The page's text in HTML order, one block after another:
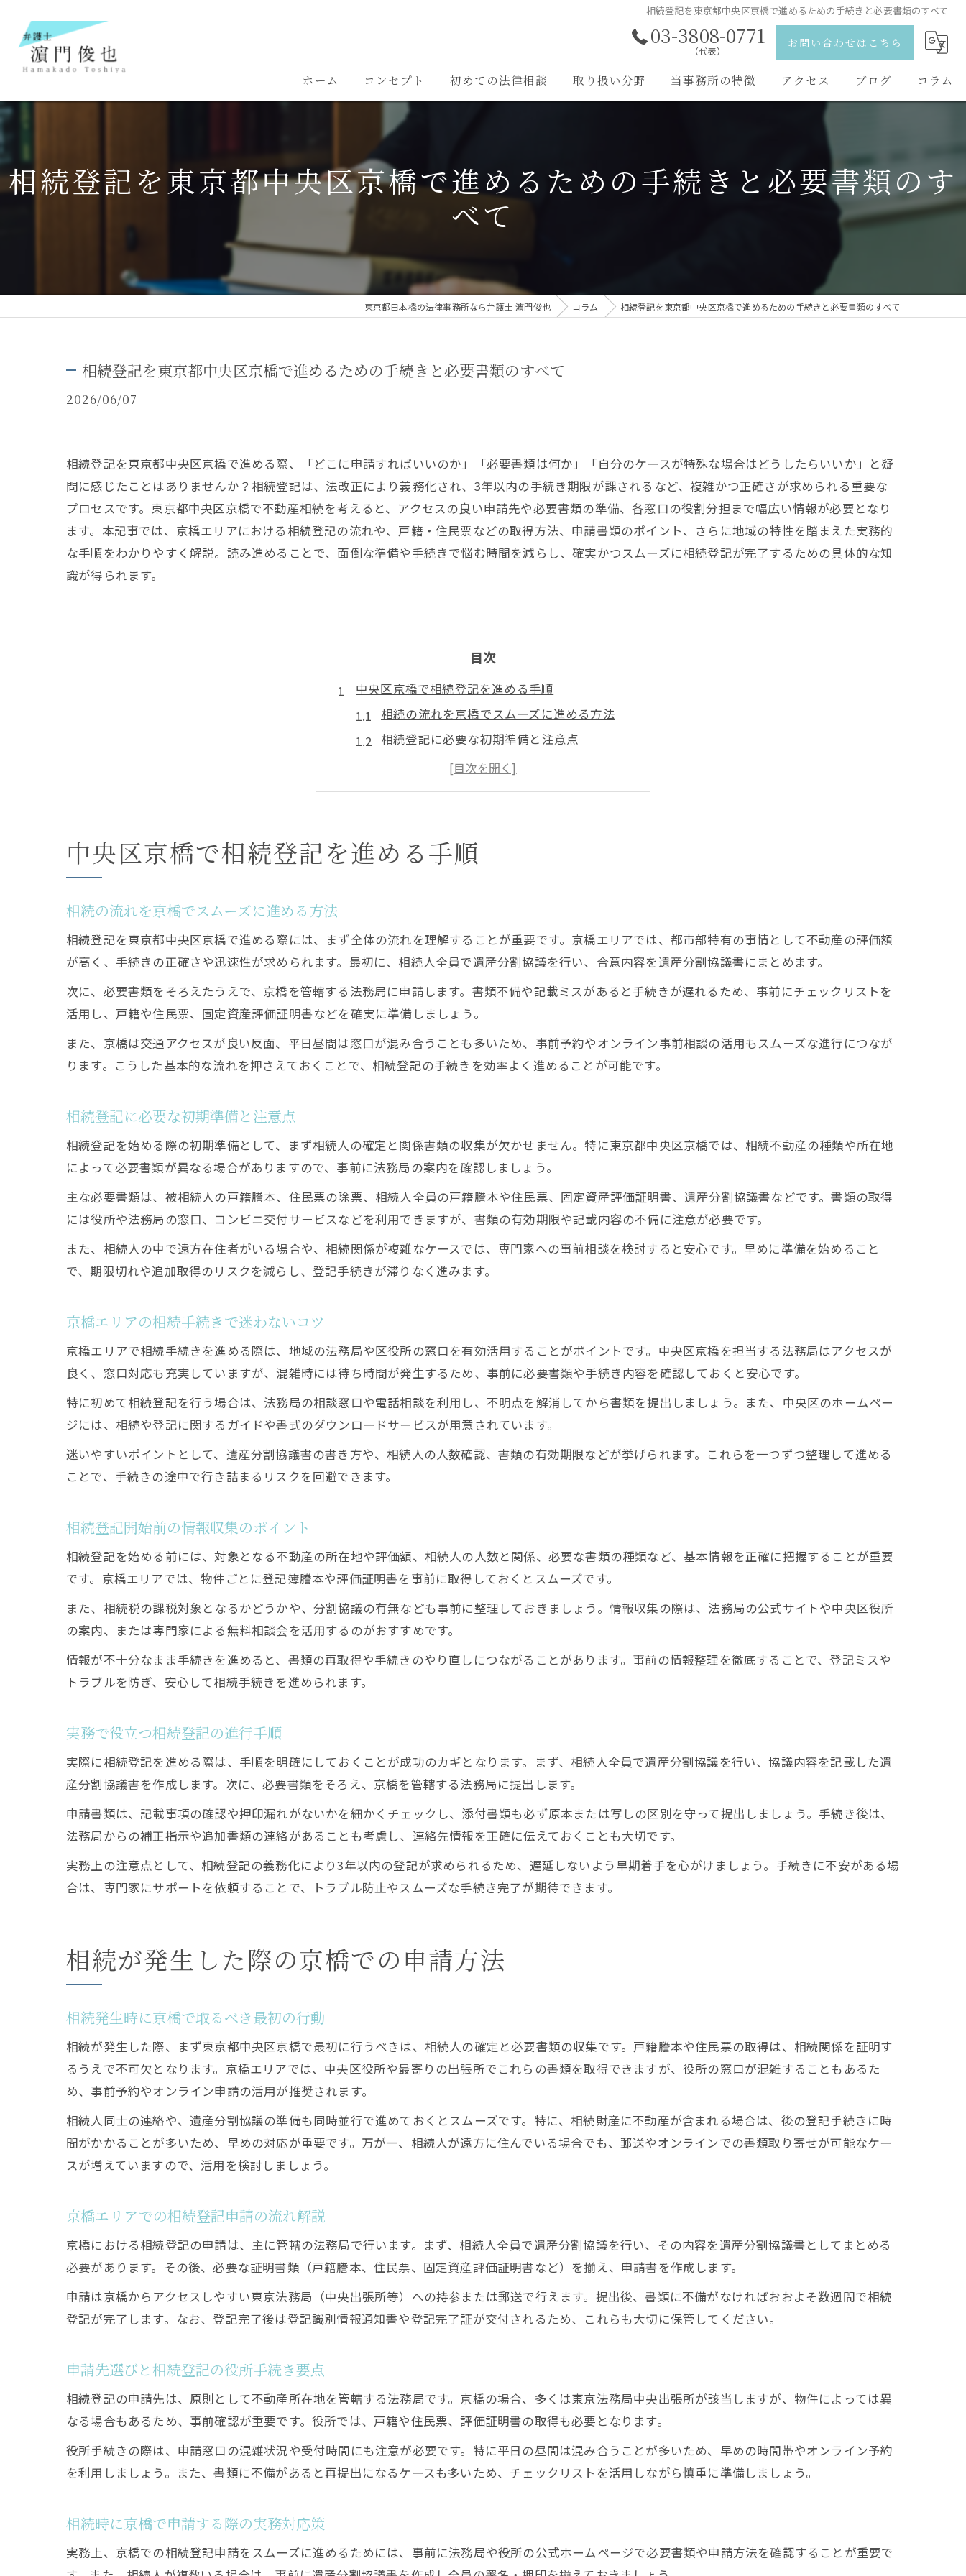
相続登記を東京都中央区京橋で進めるための手続きと必要書類のすべて
03-3808-0771
（代表）
お問い合わせはこちら
ホーム コンセプト 初めての法律相談 取り扱い分野
相続問題
当事務所の特徴
刑事事件
アクセス
弁護士紹介
ブログ コラム
相続登記を東京都中央区京橋で進めるための手続きと必要書類のす
べて
東京都日本橋の法律事務所なら弁護士 濵門俊也 コラム 相続登記を東京都中央区京橋で進めるための手続きと必要書類のすべて
相続登記を東京都中央区京橋で進めるための手続きと必要書類のすべて
2026/06/07
相続登記を東京都中央区京橋で進める際、「どこに申請すればいいのか」「必要書類は何か」「自分のケースが特殊な場合はどうしたらいいか」と疑
問に感じたことはありませんか？相続登記は、法改正により義務化され、3年以内の手続き期限が課されるなど、複雑かつ正確さが求められる重要な
プロセスです。東京都中央区京橋で不動産相続を考えると、アクセスの良い申請先や必要書類の準備、各窓口の役割分担まで幅広い情報が必要となり
ます。本記事では、京橋エリアにおける相続登記の流れや、戸籍・住民票などの取得方法、申請書類のポイント、さらに地域の特性を踏まえた実務的
な手順をわかりやすく解説。読み進めることで、面倒な準備や手続きで悩む時間を減らし、確実かつスムーズに相続登記が完了するための具体的な知
識が得られます。
目次
中央区京橋で相続登記を進める手順
相続の流れを京橋でスムーズに進める方法
相続登記に必要な初期準備と注意点
京橋エリアの相続手続きで迷わないコツ
相続登記開始前の情報収集のポイント
相続が発生した際の京橋での申請方法
相続発生時に京橋で取るべき最初の行動
相続時に京橋で申請する際の実務対応策
申請書類準備と窓口利用のポイント
東京都中央区で相続を行う際の注意点
中央区で相続登記する際の落とし穴に注意
相続に伴う書類不備を防ぐための対策
中央区特有の相続手続き上の注意事項
京橋で相続時に必要となる書類リスト
相続登記に必要な京橋で取得する書類一覧
戸籍・住民票など書類収集の効率的な方法
相続時に不足しがちな書類とその対策
提出必須の相続登記書類と入手ポイント
京橋で書類をそろえる際の注意点
書類整理と事前確認が重要な理由
相続登記手続き準備で気をつけるポイント
京橋で登記準備を効率良く行う方法
相続手続きでつまずかないための秘訣
相続登記を成功に導く実践的な進め方
実務経験から学ぶ相続登記のポイント
中央区京橋で相続登記を進める手順
相続の流れを京橋でスムーズに進める方法
相続登記を東京都中央区京橋で進める際には、まず全体の流れを理解することが重要です。京橋エリアでは、都市部特有の事情として不動産の評価額
が高く、手続きの正確さや迅速性が求められます。最初に、相続人全員で遺産分割協議を行い、合意内容を遺産分割協議書にまとめます。
次に、必要書類をそろえたうえで、京橋を管轄する法務局に申請します。書類不備や記載ミスがあると手続きが遅れるため、事前にチェックリストを
活用し、戸籍や住民票、固定資産評価証明書などを確実に準備しましょう。
また、京橋は交通アクセスが良い反面、平日昼間は窓口が混み合うことも多いため、事前予約やオンライン事前相談の活用もスムーズな進行につなが
ります。こうした基本的な流れを押さえておくことで、相続登記の手続きを効率よく進めることが可能です。
相続登記に必要な初期準備と注意点
相続登記を始める際の初期準備として、まず相続人の確定と関係書類の収集が欠かせません。特に東京都中央区京橋では、相続不動産の種類や所在地
によって必要書類が異なる場合がありますので、事前に法務局の案内を確認しましょう。
主な必要書類は、被相続人の戸籍謄本、住民票の除票、相続人全員の戸籍謄本や住民票、固定資産評価証明書、遺産分割協議書などです。書類の取得
には役所や法務局の窓口、コンビニ交付サービスなどを利用できますが、書類の有効期限や記載内容の不備に注意が必要です。
また、相続人の中で遠方在住者がいる場合や、相続関係が複雑なケースでは、専門家への事前相談を検討すると安心です。早めに準備を始めること
で、期限切れや追加取得のリスクを減らし、登記手続きが滞りなく進みます。
京橋エリアの相続手続きで迷わないコツ
京橋エリアで相続手続きを進める際は、地域の法務局や区役所の窓口を有効活用することがポイントです。中央区京橋を担当する法務局はアクセスが
良く、窓口対応も充実していますが、混雑時には待ち時間が発生するため、事前に必要書類や手続き内容を確認しておくと安心です。
特に初めて相続登記を行う場合は、法務局の相談窓口や電話相談を利用し、不明点を解消してから書類を提出しましょう。また、中央区のホームペー
ジには、相続や登記に関するガイドや書式のダウンロードサービスが用意されています。
迷いやすいポイントとして、遺産分割協議書の書き方や、相続人の人数確認、書類の有効期限などが挙げられます。これらを一つずつ整理して進める
ことで、手続きの途中で行き詰まるリスクを回避できます。
相続登記開始前の情報収集のポイント
相続登記を始める前には、対象となる不動産の所在地や評価額、相続人の人数と関係、必要な書類の種類など、基本情報を正確に把握することが重要
です。京橋エリアでは、物件ごとに登記簿謄本や評価証明書を事前に取得しておくとスムーズです。
また、相続税の課税対象となるかどうかや、分割協議の有無なども事前に整理しておきましょう。情報収集の際は、法務局の公式サイトや中央区役所
の案内、または専門家による無料相談会を活用するのがおすすめです。
情報が不十分なまま手続きを進めると、書類の再取得や手続きのやり直しにつながることがあります。事前の情報整理を徹底することで、登記ミスや
トラブルを防ぎ、安心して相続手続きを進められます。
実務で役立つ相続登記の進行手順
実際に相続登記を進める際は、手順を明確にしておくことが成功のカギとなります。まず、相続人全員で遺産分割協議を行い、協議内容を記載した遺
産分割協議書を作成します。次に、必要書類をそろえ、京橋を管轄する法務局に提出します。
申請書類は、記載事項の確認や押印漏れがないかを細かくチェックし、添付書類も必ず原本または写しの区別を守って提出しましょう。手続き後は、
法務局からの補正指示や追加書類の連絡があることも考慮し、連絡先情報を正確に伝えておくことも大切です。
実務上の注意点として、相続登記の義務化により3年以内の登記が求められるため、遅延しないよう早期着手を心がけましょう。手続きに不安がある場
合は、専門家にサポートを依頼することで、トラブル防止やスムーズな手続き完了が期待できます。
相続が発生した際の京橋での申請方法
相続発生時に京橋で取るべき最初の行動
相続が発生した際、まず東京都中央区京橋で最初に行うべきは、相続人の確定と必要書類の収集です。戸籍謄本や住民票の取得は、相続関係を証明す
るうえで不可欠となります。京橋エリアでは、中央区役所や最寄りの出張所でこれらの書類を取得できますが、役所の窓口が混雑することもあるた
め、事前予約やオンライン申請の活用が推奨されます。
相続人同士の連絡や、遺産分割協議の準備も同時並行で進めておくとスムーズです。特に、相続財産に不動産が含まれる場合は、後の登記手続きに時
間がかかることが多いため、早めの対応が重要です。万が一、相続人が遠方に住んでいる場合でも、郵送やオンラインでの書類取り寄せが可能なケー
スが増えていますので、活用を検討しましょう。
京橋エリアでの相続登記申請の流れ解説
京橋における相続登記の申請は、主に管轄の法務局で行います。まず、相続人全員で遺産分割協議を行い、その内容を遺産分割協議書としてまとめる
必要があります。その後、必要な証明書類（戸籍謄本、住民票、固定資産評価証明書など）を揃え、申請書を作成します。
申請は京橋からアクセスしやすい東京法務局（中央出張所等）への持参または郵送で行えます。提出後、書類に不備がなければおおよそ数週間で相続
登記が完了します。なお、登記完了後は登記識別情報通知書や登記完了証が交付されるため、これらも大切に保管してください。
申請先選びと相続登記の役所手続き要点
相続登記の申請先は、原則として不動産所在地を管轄する法務局です。京橋の場合、多くは東京法務局中央出張所が該当しますが、物件によっては異
なる場合もあるため、事前確認が重要です。役所では、戸籍や住民票、評価証明書の取得も必要となります。
役所手続きの際は、申請窓口の混雑状況や受付時間にも注意が必要です。特に平日の昼間は混み合うことが多いため、早めの時間帯やオンライン予約
を利用しましょう。また、書類に不備があると再提出になるケースも多いため、チェックリストを活用しながら慎重に準備しましょう。
相続時に京橋で申請する際の実務対応策
実務上、京橋での相続登記申請をスムーズに進めるためには、事前に法務局や役所の公式ホームページで必要書類や申請方法を確認することが重要で